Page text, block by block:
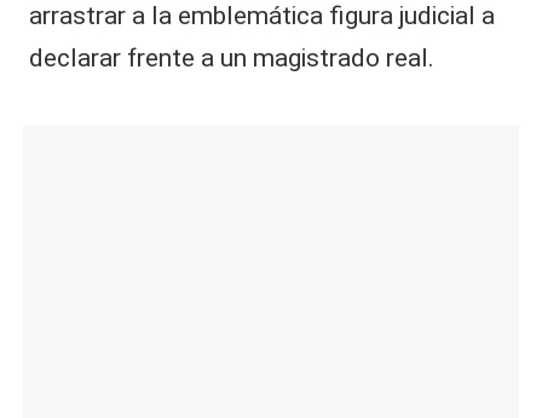
arrastrar a la emblemática figura judicial a
declarar frente a un magistrado real.